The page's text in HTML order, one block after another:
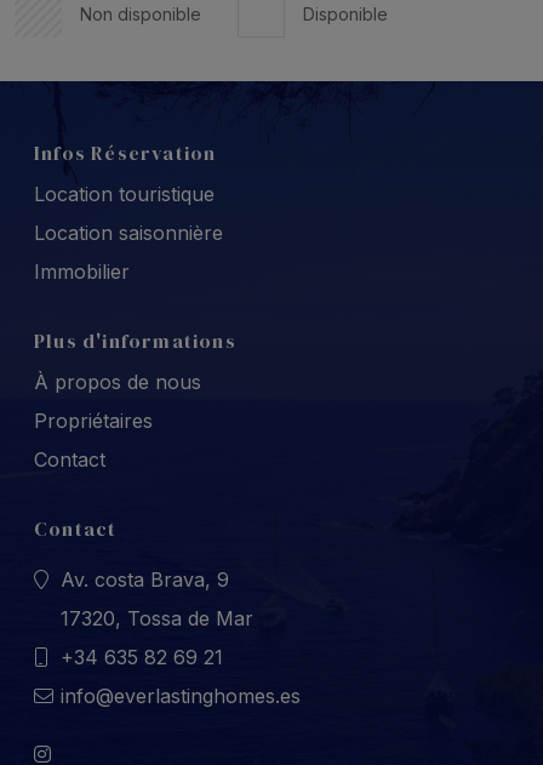
Non disponible Disponible
Infos Réservation
Location touristique
Location saisonnière
Immobilier
Plus d'informations
À propos de nous
Propriétaires
Contact
Contact
Av. costa Brava, 9
17320, Tossa de Mar
+34 635 82 69 21
info@everlastinghomes.es